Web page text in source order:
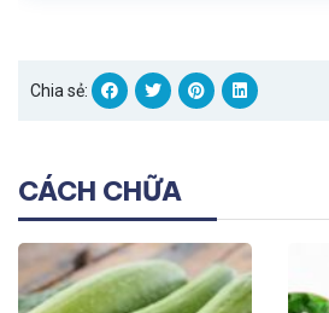
Chia sẻ:
CÁCH CHỮA